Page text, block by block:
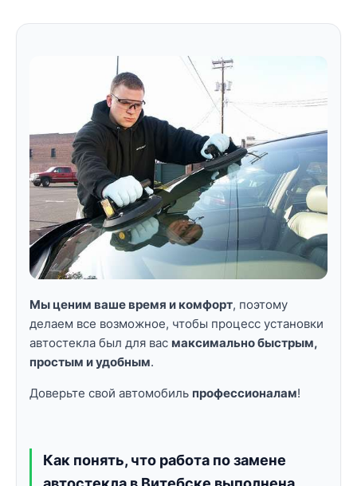
Мы ценим ваше время и комфорт, поэтому
делаем все возможное, чтобы процесс установки
автостекла был для вас максимально быстрым,
простым и удобным.
Доверьте свой автомобиль профессионалам!
Как понять, что работа по замене